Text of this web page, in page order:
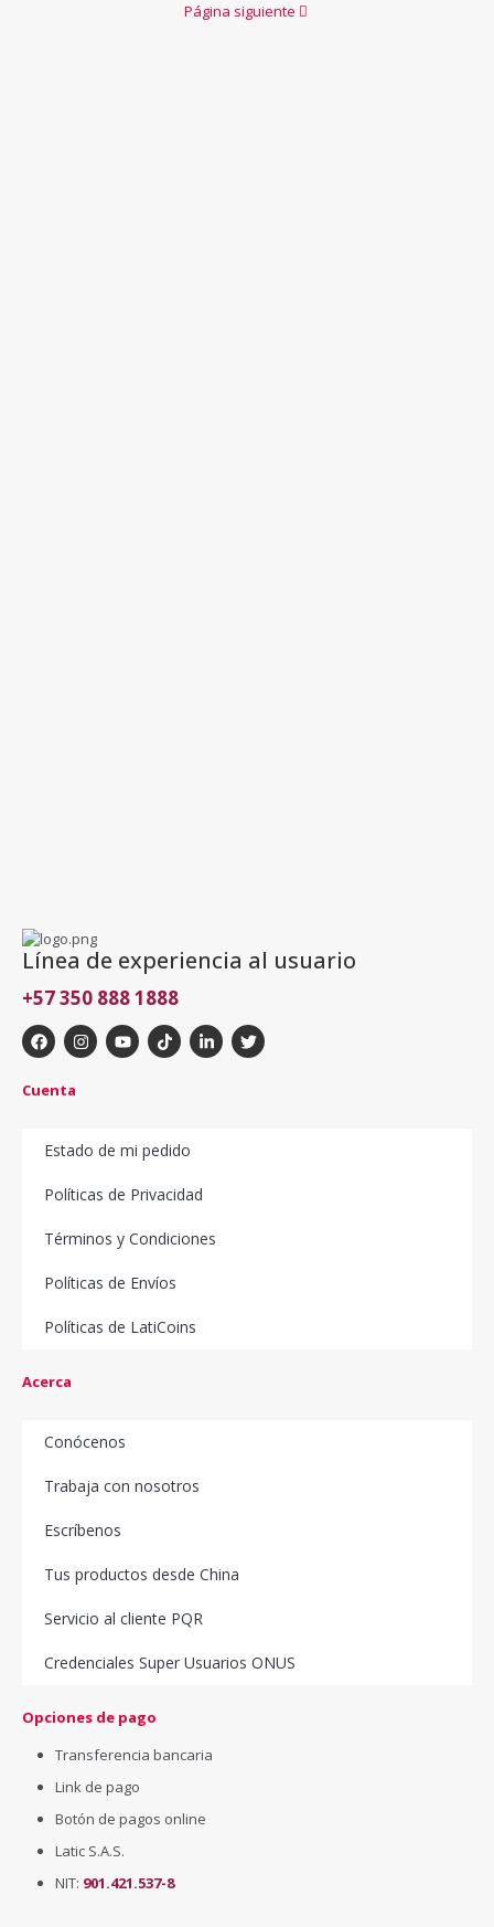
Página siguiente
Línea de experiencia al usuario
+57 350 888 1888
Cuenta
Estado de mi pedido
Políticas de Privacidad
Términos y Condiciones
Políticas de Envíos
Políticas de LatiCoins
Acerca
Conócenos
Trabaja con nosotros
Escríbenos
Tus productos desde China
Servicio al cliente PQR
Credenciales Super Usuarios ONUS
Opciones de pago
Transferencia bancaria
Link de pago
Botón de pagos online
Latic S.A.S.
NIT: 901.421.537-8